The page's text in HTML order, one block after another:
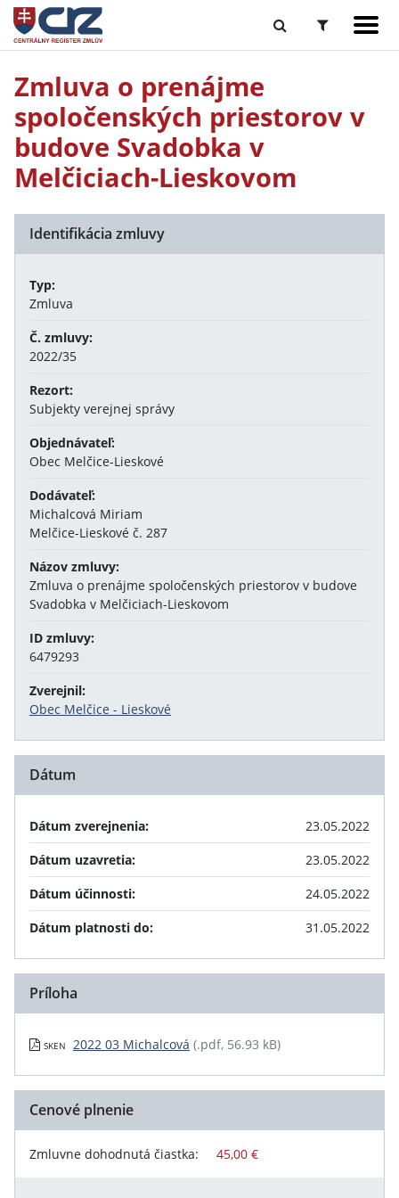
Zmluva o prenájme
spoločenských priestorov v
budove Svadobka v
Melčiciach-Lieskovom
Identifikácia zmluvy
Typ:
Zmluva
Č. zmluvy:
2022/35
Rezort:
Subjekty verejnej správy
Objednávateľ:
Obec Melčice-Lieskové
Dodávateľ:
Michalcová Miriam
Melčice-Lieskové č. 287
Názov zmluvy:
Zmluva o prenájme spoločenských priestorov v budove
Svadobka v Melčiciach-Lieskovom
ID zmluvy:
6479293
Zverejnil:
Obec Melčice - Lieskové
Dátum
Dátum zverejnenia:
23.05.2022
Dátum uzavretia:
23.05.2022
Dátum účinnosti:
24.05.2022
Dátum platnosti do:
31.05.2022
Príloha
SKEN 2022 03 Michalcová (.pdf, 56.93 kB)
Cenové plnenie
Zmluvne dohodnutá čiastka: 45,00 €